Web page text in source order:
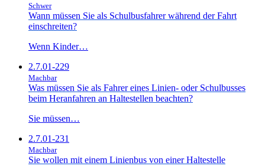
Schwer
Wann müssen Sie als Schulbusfahrer während der Fahrt
einschreiten?
Wenn Kinder…
2.7.01-229
Machbar
Was müssen Sie als Fahrer eines Linien- oder Schulbusses
beim Heranfahren an Haltestellen beachten?
Sie müssen…
2.7.01-231
Machbar
Sie wollen mit einem Linienbus von einer Haltestelle